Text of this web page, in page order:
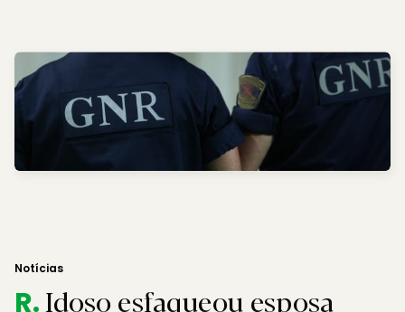
Notícias
R.Idoso esfaqueou esposa